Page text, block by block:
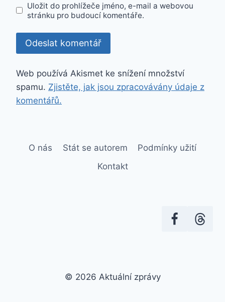
Uložit do prohlížeče jméno, e-mail a webovou
stránku pro budoucí komentáře.
Web používá Akismet ke snížení množství
spamu. Zjistěte, jak jsou zpracovávány údaje z
komentářů.
O nás Stát se autorem
Podmínky užití
Kontakt
© 2026 Aktuální zprávy